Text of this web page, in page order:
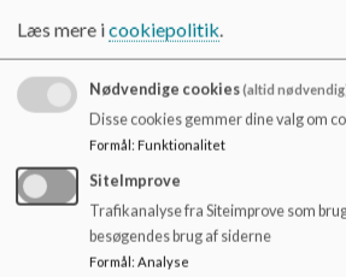
t
– alle med børn i alderen 2 år og 11
Vuggestuen Tusindfryd - 12 børn
Alle vores børnehaver ligger tæt på
ældrecentre og skoler, og vi bruger det
vi er kendte i vores lokalområde!
Det kan være meget forskelligt fra
vi har af traditioner,
Læs mere icookiepolitik.
Nødvendige cookies(altid
Disse cookies gemmer dine valg om
Formål: Funktionalitet
SiteImprove
Trafikanalyse fra Siteimprove som
besøgendes brug af siderne
Formål : Analyse